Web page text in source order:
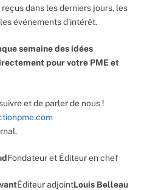
dans les derniers jours, les
événements d’intérêt.
semaine des idées
pour votre PME et
et de parler de nous !
Fondateur et Éditeur en chef
Éditeur adjointLouis Belleau